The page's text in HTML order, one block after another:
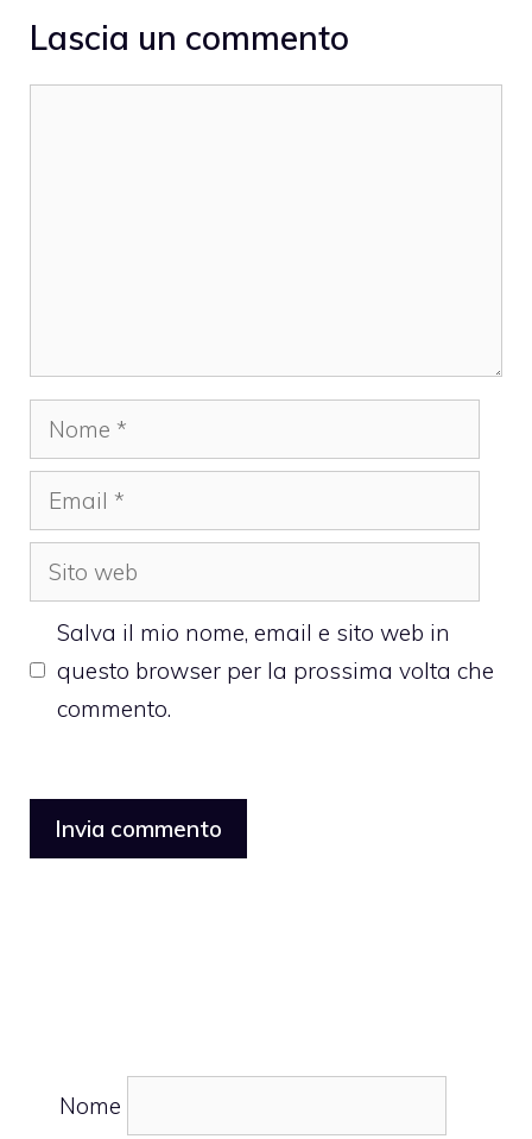
Lascia un commento
Nome
Email
Sito
web
Salva il mio nome, email e sito web in
questo browser per la prossima volta che
commento.
Nome